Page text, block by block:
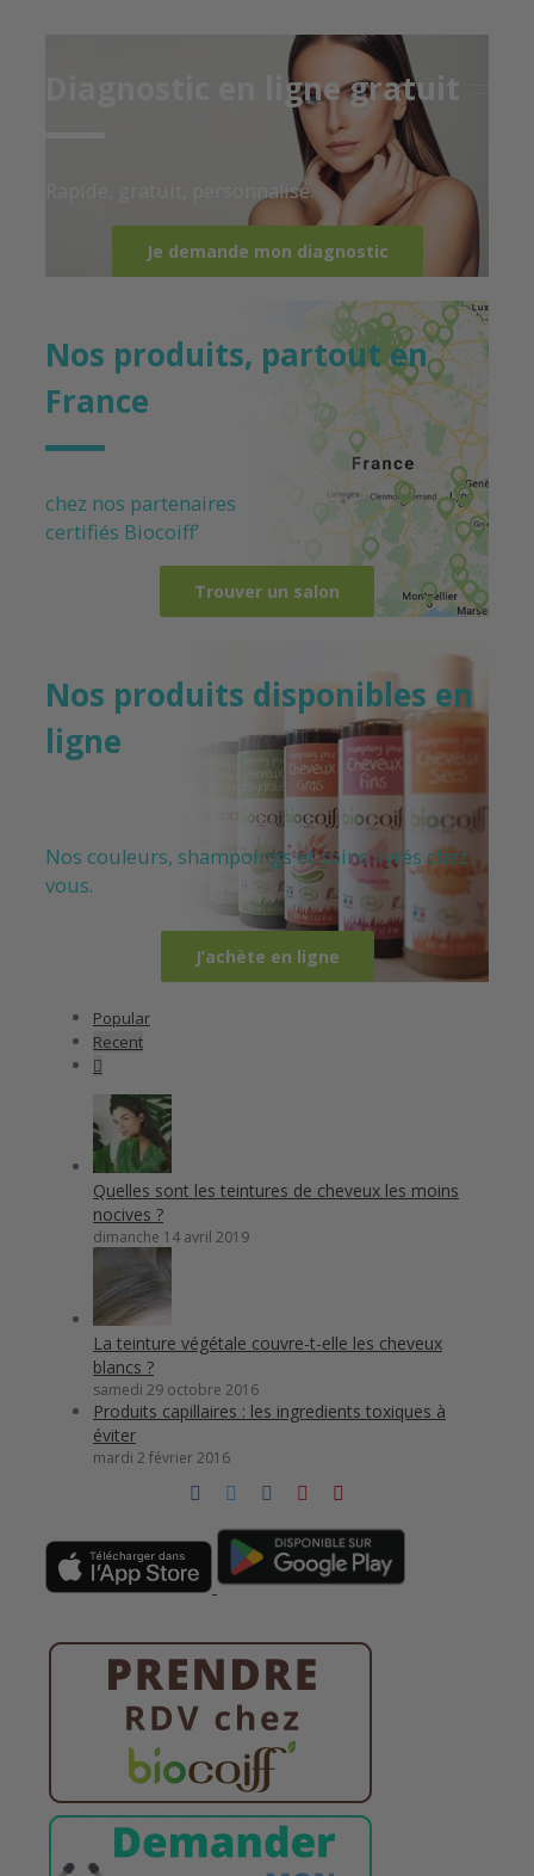
Diagnostic en ligne gratuit
Rapide, gratuit, personnalisé.
Je demande mon diagnostic
Nos produits, partout en
France
chez nos partenaires
certifiés Biocoiff’
Trouver un salon
Nos produits disponibles en
ligne
Nos couleurs, shampoings et soins livrés chez
vous.
J’achète en ligne
Popular
Recent
Quelles sont les teintures de cheveux les moins
nocives ?
dimanche 14 avril 2019
La teinture végétale couvre-t-elle les cheveux
blancs ?
samedi 29 octobre 2016
Produits capillaires : les ingredients toxiques à
éviter
mardi 2 février 2016